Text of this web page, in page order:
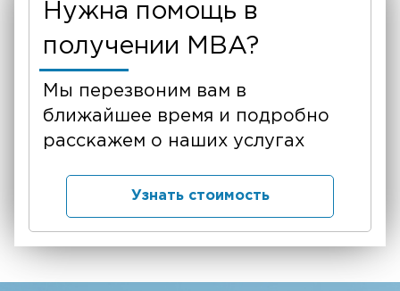
Нужна помощь в
получении MBA?
Мы перезвоним вам в
ближайшее время и подробно
расскажем о наших услугах
Узнать стоимость